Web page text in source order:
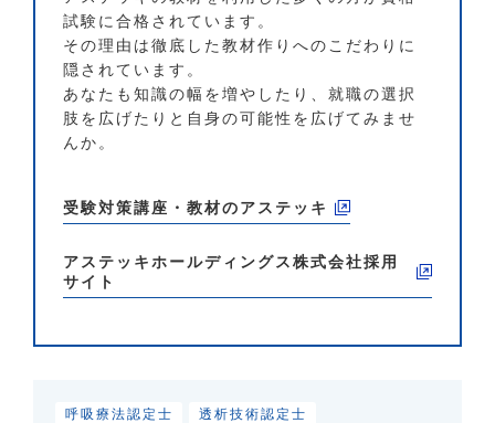
試験に合格されています。
その理由は徹底した教材作りへのこだわりに
隠されています。
あなたも知識の幅を増やしたり、就職の選択
肢を広げたりと自身の可能性を広げてみませ
んか。
受験対策講座・教材のアステッキ
アステッキホールディングス株式会社採用
サイト
呼吸療法認定士 透析技術認定士